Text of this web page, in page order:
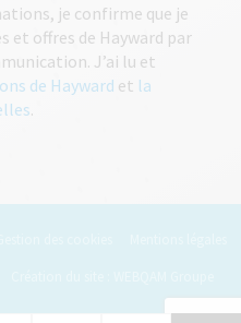
je confirme que je
et offres de Hayward par
J’ai lu et
de Hayward et la
.